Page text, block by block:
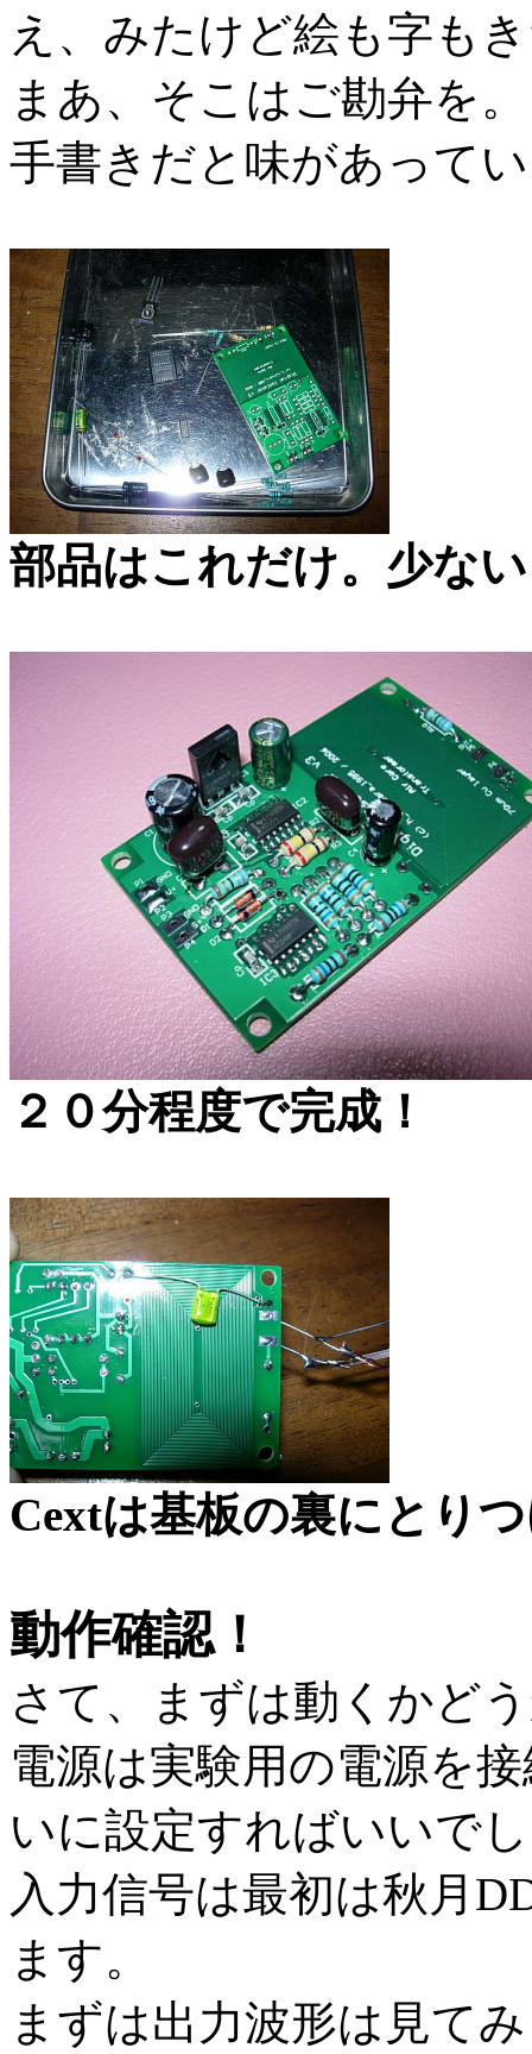
え、みたけど絵も字も
まあ、そこはご勘弁を。
手書きだと味があって
部品はこれだけ。少な
２０分程度で完成！
Cextは基板の裏にとり
動作確認！
さて、まずは動くかど
電源は実験用の電源を
いに設定すればいいで
入力信号は最初は秋月
ます。
まずは出力波形は見て